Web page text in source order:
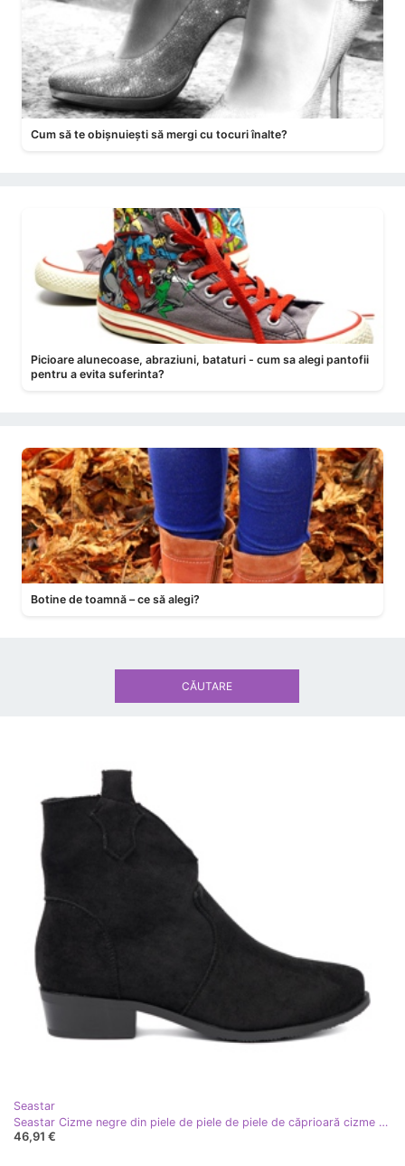
Cum să te obișnuiești să mergi cu tocuri înalte?
Picioare alunecoase, abraziuni, bataturi - cum sa alegi pantofii
pentru a evita suferinta?
Botine de toamnă – ce să alegi?
Seastar
Seastar Cizme negre din piele de piele de piele de căprioară cizme de cowboy negru
46,91 €
CĂUTARE